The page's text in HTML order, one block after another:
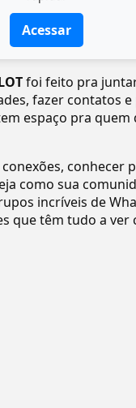
Acessar
foi feito pra
fazer contatos
espaço pra
conhecer
como sua
incríveis de
que têm tudo a ver